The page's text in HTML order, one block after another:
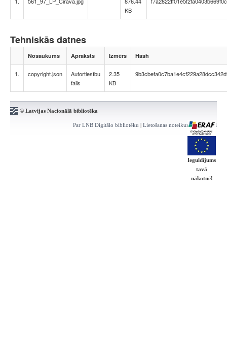
KB
Tehniskās datnes
Nosaukums Apraksts Izmērs Hash
1. copyright.json
Autortiesību
fails
2.35
KB
© Latvijas Nacionālā bibliotēka
Par LNB Digitālo bibliotēku | Lietošanas noteikumi | Kontakti
Ieguldījums
tavā
nākotnē!